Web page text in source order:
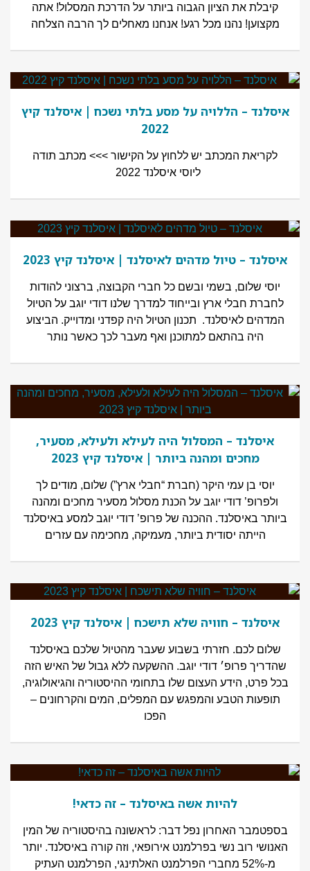
קיבלת את הציון הגבוה ביותר על הדרכת המסלול! אתה
מקצוען! נהנו מכל רגע! אנחנו מאחלים לך הרבה הצלחה
איסלנד – הללויה על מסע בלתי נשכח | איסלנד קיץ
2022
לקריאת המכתב יש ללחוץ על הקישור >>> מכתב תודה
ליוסי איסלנד 2022
איסלנד – טיול מדהים לאיסלנד | איסלנד קיץ 2023
יוסי שלום, בשמי ובשם כל חברי הקבוצה, ברצוני להודות
לחברת חבלי ארץ ובייחוד למדרך שלנו דודי יוגב על הטיול
המדהים לאיסלנד. תכנון הטיול היה קפדני ומדוייק. הביצוע
היה בהתאם למתוכנן ואף מעבר לכך כאשר נותר
איסלנד – המסלול היה לעילא ולעילא, מסעיר,
מחכים ומהנה ביותר | איסלנד קיץ 2023
יוסי בן עמי היקר (חברת “חבלי ארץ”) שלום, מודים לך
ולפרופ’ דודי יוגב על הכנת מסלול מסעיר מחכים ומהנה
ביותר באיסלנד. ההכנה של פרופ’ דודי יוגב למסע באיסלנד
הייתה יסודית ביותר, מעמיקה, מחכימה עם עזרים
איסלנד – חוויה שלא תישכח | איסלנד קיץ 2023
שלום לכם. חזרתי בשבוע שעבר מהטיול שלכם באיסלנד
שהדריך פרופ׳ דודי יוגב. ההשקעה ללא גבול של האיש הזה
בכל פרט, הידע העצום שלו בתחומי ההיסטוריה והגיאולוגיה,
תופעות הטבע והמפגש עם המפלים, המים והקרחונים –
הפכו
להיות אשה באיסלנד – זה כדאי!
בספטמבר האחרון נפל דבר: לראשונה בהיסטוריה של המין
האנושי רוב נשי בפרלמנט אירופאי, וזה קורה באיסלנד. יותר
מ-52% מחברי הפרלמנט האלתינגי, הפרלמנט העתיק